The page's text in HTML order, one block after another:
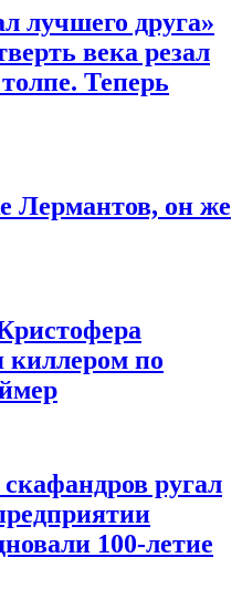
лучшего друга»
века резал
Теперь
Лермантов, он же
киллером по
скафандров ругал
100-летие